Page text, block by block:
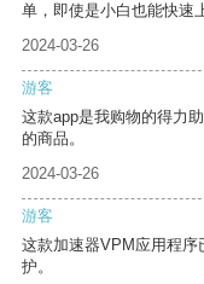
单，即使是小白也能快速
2024-03-26
游客
这款app是我购物的得力
的商品。
2024-03-26
游客
这款加速器VPM应用程
护。